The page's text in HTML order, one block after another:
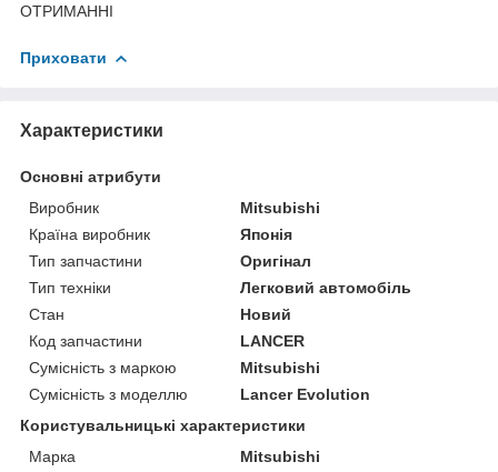
ОТРИМАННІ
Приховати
Характеристики
Основні атрибути
Виробник
Mitsubishi
Країна виробник
Японія
Тип запчастини
Оригінал
Тип техніки
Легковий автомобіль
Стан
Новий
Код запчастини
LANCER
Сумісність з маркою
Mitsubishi
Сумісність з моделлю
Lancer Evolution
Користувальницькі характеристики
Марка
Mitsubishi